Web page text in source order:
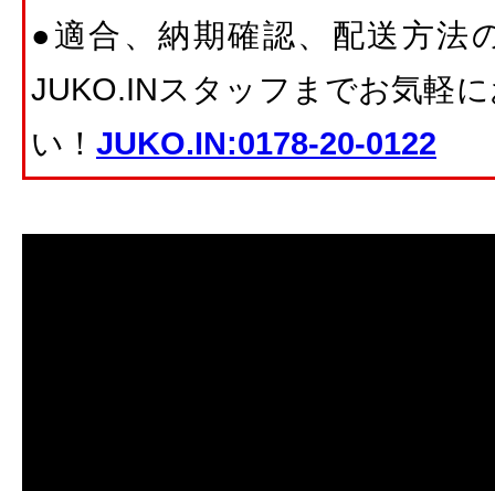
●適合、納期確認、配送方法
JUKO.INスタッフまでお気軽
い！ JUKO.IN:0178-20-0122